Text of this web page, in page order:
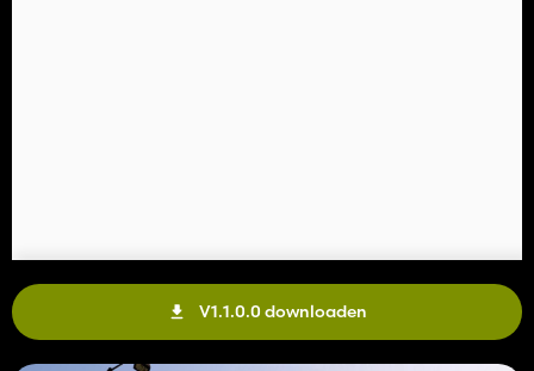
V1.1.0.0 downloaden